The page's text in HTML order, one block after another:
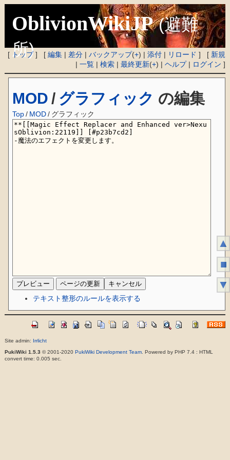
OblivionWikiJP (避難
所)
[ トップ] [編集 | 差分 |バックアップ(+) |添付 | リロード ] [ 新規
|一覧 |検索 |最終更新(+) |ヘルプ| ログイン ]
MOD / グラフィック の編集
Top / MOD/ グラフィック
テキスト整形のルールを表示する
Site admin: Irrlicht
PukiWiki 1.5.3 © 2001-2020 PukiWiki Development Team. Powered by PHP 7.4 : HTML
convert time: 0.005 sec.
▲
■
▼